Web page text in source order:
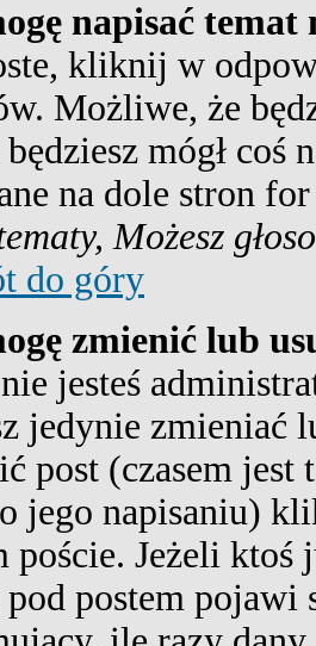
napisać temat
kliknij w
Możliwe, że
mógł coś
na dole stron
Możesz
do góry
zmienić lub
jesteś
jedynie zmieniać
post (czasem
jego napisaniu)
poście. Jeżeli ktoś
postem